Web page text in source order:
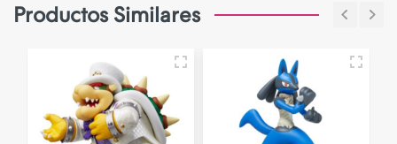
Productos Similares